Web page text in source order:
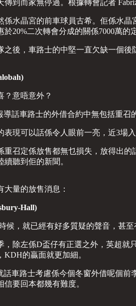
傳到而家無停過。根據轉會記者
係水晶宮的前車球員古希。佢係水
於20%二次轉會分成的關係7000萬的
之後，車路士的中堅一直欠缺一個
？意唔意外？
導話車路士的外借合約中無包括重
表現可以話係令人眼前一亮，近3場
重召定係放售都無乜損失，放得出
聽到佢的新聞。
大量的放售消息：
Hall)
候，就已經有好多質疑的聲音，甚
，除左係D盃仔有正選之外，英超就
KDH的贏面就更加細。
話車路士考慮係今個冬窗外借呢個
要回本都幾有難度。